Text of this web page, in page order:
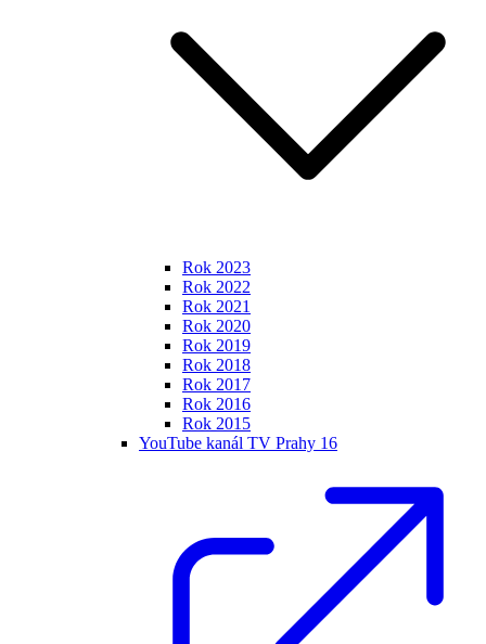
Rok 2023
Rok 2022
Rok 2021
Rok 2020
Rok 2019
Rok 2018
Rok 2017
Rok 2016
Rok 2015
YouTube kanál TV Prahy 16